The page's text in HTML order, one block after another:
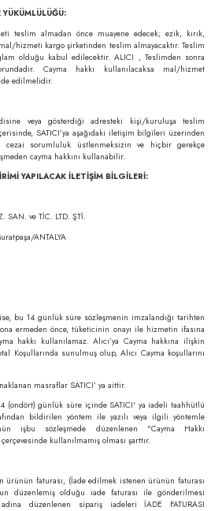
teslim almadan önce muayene edecek; ezik, kırık,
mal/hizmeti kargo şirketinden teslim almayacaktır. Teslim
olduğu kabul edilecektir. ALICI , Teslimden sonra
Cayma hakkı kullanılacaksa mal/hizmet
edilmelidir.
veya gösterdiği adresteki kişi/kuruluşa teslim
SATICI’ya aşağıdaki iletişim bilgileri üzerinden
sorumluluk üstlenmeksizin ve hiçbir gerekçe
cayma hakkını kullanabilir.
YAPILACAK İLETİŞİM BİLGİLERİ:
SAN. ve TİC. LTD. ŞTİ.
ANTALYA
bu 14 günlük süre sözleşmenin imzalandığı tarihten
ermeden önce, tüketicinin onayı ile hizmetin ifasına
hakkı kullanılamaz. Alıcı’ya Cayma hakkına ilişkin
Koşullarında sunulmuş olup, Alıcı Cayma koşullarını
masraflar SATICI’ ya aittir.
(ondört) günlük süre içinde SATICI' ya iadeli taahhütlü
bildirilen yöntem ile yazılı veya ilgili yöntemle
işbu sözleşmede düzenlenen "Cayma Hakkı
kullanılmamış olması şarttır.
ürünün faturası, (İade edilmek istenen ürünün faturası
düzenlemiş olduğu iade faturası ile gönderilmesi
düzenlenen sipariş iadeleri İADE FATURASI